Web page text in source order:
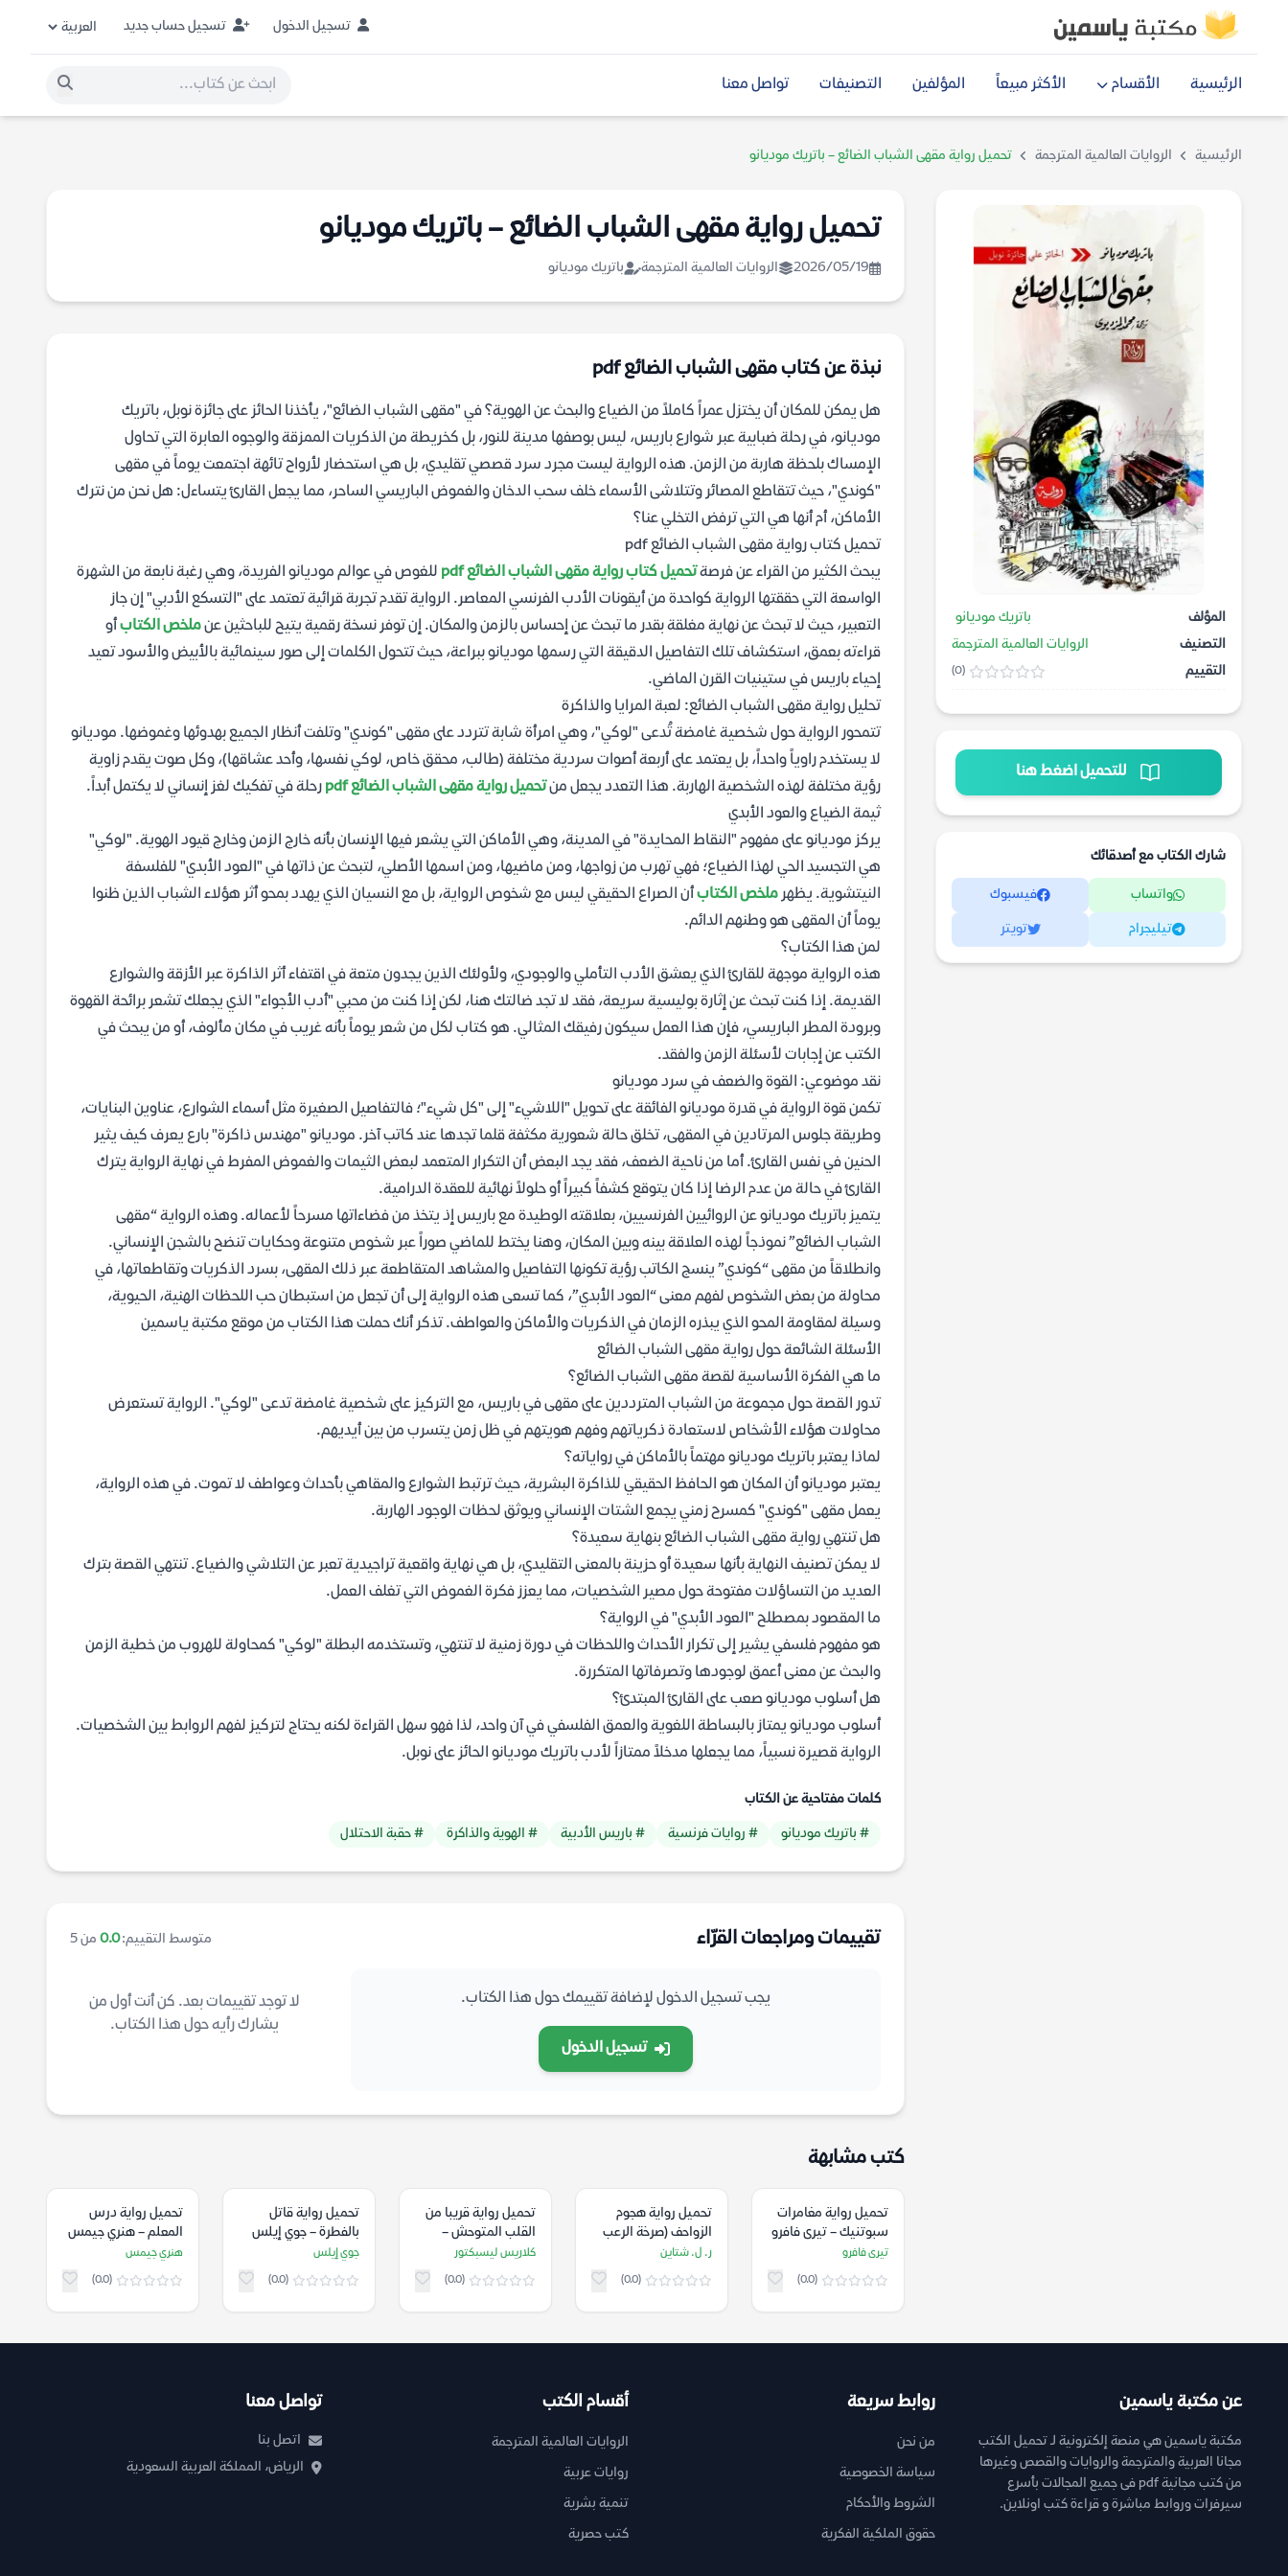
تسجيل الدخول تسجيل حساب جديد
الرئيسية الأقسام الأكثر مبيعاً المؤلفين التصنيفات تواصل معنا
الرئيسية الروايات العالمية المترجمة تحميل رواية مقهى الشباب الضائع – باتريك موديانو
المؤلف
باتريك موديانو
التصنيف
الروايات العالمية المترجمة
التقييم
(0)
للتحميل اضغط هنا
شارك الكتاب مع أصدقائك
واتساب فيسبوك
تيليجرام تويتر
تحميل رواية مقهى الشباب الضائع – باتريك موديانو
2026/05/19 الروايات العالمية المترجمة باتريك موديانو
نبذة عن كتاب مقهى الشباب الضائع pdf
هل يمكن للمكان أن يختزل عمراً كاملاً من الضياع والبحث عن الهوية؟ في "مقهى الشباب الضائع"، يأخذنا الحائز على جائزة نوبل، باتريك
موديانو، في رحلة ضبابية عبر شوارع باريس، ليس بوصفها مدينة للنور، بل كخريطة من الذكريات الممزقة والوجوه العابرة التي تحاول
الإمساك بلحظة هاربة من الزمن. هذه الرواية ليست مجرد سرد قصصي تقليدي، بل هي استحضار لأرواح تائهة اجتمعت يوماً في مقهى
"كوندي"، حيث تتقاطع المصائر وتتلاشى الأسماء خلف سحب الدخان والغموض الباريسي الساحر، مما يجعل القارئ يتساءل: هل نحن من نترك
الأماكن، أم أنها هي التي ترفض التخلي عنا؟
تحميل كتاب رواية مقهى الشباب الضائع pdf
يبحث الكثير من القراء عن فرصةتحميل كتاب رواية مقهى الشباب الضائع pdf
للغوص في عوالم موديانو الفريدة، وهي رغبة نابعة من الشهرة
الواسعة التي حققتها الرواية كواحدة من أيقونات الأدب الفرنسي المعاصر. الرواية تقدم تجربة قرائية تعتمد على "التسكع الأدبي" إن جاز
التعبير، حيث لا تبحث عن نهاية مغلقة بقدر ما تبحث عن إحساس بالزمن والمكان. إن توفر نسخة رقمية يتيح للباحثين عنملخص الكتابأو
قراءته بعمق، استكشاف تلك التفاصيل الدقيقة التي رسمها موديانو ببراعة، حيث تتحول الكلمات إلى صور سينمائية بالأبيض والأسود تعيد
إحياء باريس في ستينيات القرن الماضي.
تحليل رواية مقهى الشباب الضائع: لعبة المرايا والذاكرة
تتمحور الرواية حول شخصية غامضة تُدعى "لوكي"، وهي امرأة شابة تتردد على مقهى "كوندي" وتلفت أنظار الجميع بهدوئها وغموضها. موديانو
لا يستخدم راوياً واحداً، بل يعتمد على أربعة أصوات سردية مختلفة (طالب، محقق خاص، لوكي نفسها، وأحد عشاقها)، وكل صوت يقدم زاوية
رؤية مختلفة لهذه الشخصية الهاربة. هذا التعدد يجعل منتحميل رواية مقهى الشباب الضائع pdf
رحلة في تفكيك لغز إنساني لا يكتمل أبداً.
ثيمة الضياع والعود الأبدي
يركز موديانو على مفهوم "النقاط المحايدة" في المدينة، وهي الأماكن التي يشعر فيها الإنسان بأنه خارج الزمن وخارج قيود الهوية. "لوكي"
هي التجسيد الحي لهذا الضياع؛ فهي تهرب من زواجها، ومن ماضيها، ومن اسمها الأصلي، لتبحث عن ذاتها في "العود الأبدي" للفلسفة
النيتشوية. يظهر ملخص الكتابأن الصراع الحقيقي ليس مع شخوص الرواية، بل مع النسيان الذي يهدد بمحو أثر هؤلاء الشباب الذين ظنوا
يوماً أن المقهى هو وطنهم الدائم.
لمن هذا الكتاب؟
هذه الرواية موجهة للقارئ الذي يعشق الأدب التأملي والوجودي، ولأولئك الذين يجدون متعة في اقتفاء أثر الذاكرة عبر الأزقة والشوارع
القديمة. إذا كنت تبحث عن إثارة بوليسية سريعة، فقد لا تجد ضالتك هنا، لكن إذا كنت من محبي "أدب الأجواء" الذي يجعلك تشعر برائحة القهوة
وبرودة المطر الباريسي، فإن هذا العمل سيكون رفيقك المثالي. هو كتاب لكل من شعر يوماً بأنه غريب في مكان مألوف، أو من يبحث في
الكتب عن إجابات لأسئلة الزمن والفقد.
نقد موضوعي: القوة والضعف في سرد موديانو
تكمن قوة الرواية في قدرة موديانو الفائقة على تحويل "اللاشيء" إلى "كل شيء"؛ فالتفاصيل الصغيرة مثل أسماء الشوارع، عناوين البنايات،
وطريقة جلوس المرتادين في المقهى، تخلق حالة شعورية مكثفة قلما تجدها عند كاتب آخر. موديانو "مهندس ذاكرة" بارع يعرف كيف يثير
الحنين في نفس القارئ. أما من ناحية الضعف، فقد يجد البعض أن التكرار المتعمد لبعض الثيمات والغموض المفرط في نهاية الرواية يترك
القارئ في حالة من عدم الرضا إذا كان يتوقع كشفاً كبيراً أو حلولاً نهائية للعقدة الدرامية.
يتميز باتريك موديانو عن الروائيين الفرنسيين، بعلاقته الوطيدة مع باريس إذ يتخذ من فضاءاتها مسرحاً لأعماله. وهذه الرواية “مقهى
الشباب الضائع” نموذجاً لهذه العلاقة بينه وبين المكان، وهنا يختط للماضي صوراً عبر شخوص متنوعة وحكايات تنضح بالشجن الإنساني.
وانطلاقاً من مقهى “كوندي” ينسج الكاتب رؤية تكونها التفاصيل والمشاهد المتقاطعة عبر ذلك المقهى، بسرد الذكريات وتقاطعاتها، في
محاولة من بعض الشخوص لفهم معنى “العود الأبدي”، كما تسعى هذه الرواية إلى أن تجعل من استبطان حب اللحظات الهنية، الحيوية،
وسيلة لمقاومة المحو الذي يبذره الزمان في الذكريات والأماكن والعواطف. تذكر أنك حملت هذا الكتاب من موقع مكتبة ياسمين
الأسئلة الشائعة حول رواية مقهى الشباب الضائع
ما هي الفكرة الأساسية لقصة مقهى الشباب الضائع؟
تدور القصة حول مجموعة من الشباب المترددين على مقهى في باريس، مع التركيز على شخصية غامضة تدعى "لوكي". الرواية تستعرض
محاولات هؤلاء الأشخاص لاستعادة ذكرياتهم وفهم هويتهم في ظل زمن يتسرب من بين أيديهم.
لماذا يعتبر باتريك موديانو مهتماً بالأماكن في رواياته؟
يعتبر موديانو أن المكان هو الحافظ الحقيقي للذاكرة البشرية، حيث ترتبط الشوارع والمقاهي بأحداث وعواطف لا تموت. في هذه الرواية،
يعمل مقهى "كوندي" كمسرح زمني يجمع الشتات الإنساني ويوثق لحظات الوجود الهاربة.
هل تنتهي رواية مقهى الشباب الضائع بنهاية سعيدة؟
لا يمكن تصنيف النهاية بأنها سعيدة أو حزينة بالمعنى التقليدي، بل هي نهاية واقعية تراجيدية تعبر عن التلاشي والضياع. تنتهي القصة بترك
العديد من التساؤلات مفتوحة حول مصير الشخصيات، مما يعزز فكرة الغموض التي تغلف العمل.
ما المقصود بمصطلح "العود الأبدي" في الرواية؟
هو مفهوم فلسفي يشير إلى تكرار الأحداث واللحظات في دورة زمنية لا تنتهي، وتستخدمه البطلة "لوكي" كمحاولة للهروب من خطية الزمن
والبحث عن معنى أعمق لوجودها وتصرفاتها المتكررة.
هل أسلوب موديانو صعب على القارئ المبتدئ؟
أسلوب موديانو يمتاز بالبساطة اللغوية والعمق الفلسفي في آن واحد، لذا فهو سهل القراءة لكنه يحتاج لتركيز لفهم الروابط بين الشخصيات.
الرواية قصيرة نسبياً، مما يجعلها مدخلاً ممتازاً لأدب باتريك موديانو الحائز على نوبل.
كلمات مفتاحية عن الكتاب
# باتريك موديانو # روايات فرنسية # باريس الأدبية # الهوية والذاكرة # حقبة الاحتلال
تقييمات ومراجعات القرّاء متوسط التقييم:0.0 من 5
يجب تسجيل الدخول لإضافة تقييمك حول هذا الكتاب.
تسجيل الدخول
لا توجد تقييمات بعد. كن أنت أول من
يشارك رأيه حول هذا الكتاب.
كتب مشابهة
تحميل رواية مغامرات
سبوتنيك – تيرى فافرو
تيرى فافرو
(0.0)
تحميل رواية هجوم
الزواحف (صرخة الرعب
14) – ر. ل. شتاين
ر. ل. شتاين
(0.0)
تحميل رواية قريبا من
القلب المتوحش –
كلاريس ليسبكتور
كلاريس ليسبكتور
(0.0)
تحميل رواية قاتل
بالفطرة – جوي إيلس
جوي إيلس
(0.0)
تحميل رواية درس
المعلم – هنري جيمس
هنري جيمس
(0.0)
عن مكتبة ياسمين
مكتبة ياسمين هي منصة إلكترونية لـ تحميل الكتب
مجانا العربية والمترجمة والروايات والقصص وغيرها
من كتب مجانية pdf فى جميع المجالات بأسرع
سيرفرات وروابط مباشرة و قراءة كتب اونلاين.
روابط سريعة
من نحن
سياسة الخصوصية
الشروط والأحكام
حقوق الملكية الفكرية
أقسام الكتب
الروايات العالمية المترجمة
روايات عربية
تنمية بشرية
كتب حصرية
تواصل معنا
اتصل بنا
الرياض، المملكة العربية السعودية